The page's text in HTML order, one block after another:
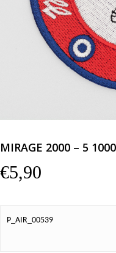
MIRAGE 2000 – 5
€5,90
P_AIR_00539